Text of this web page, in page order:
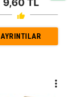
9,60 TL
AYRINTILAR